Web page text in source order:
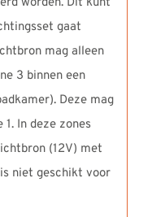
worden. Dit kunt
gaat
mag alleen
3 binnen een
Deze mag
In deze zones
(12V) met
niet geschikt voor